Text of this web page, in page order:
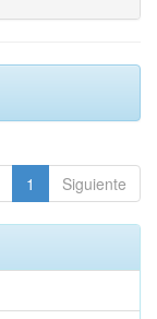
1 Siguiente